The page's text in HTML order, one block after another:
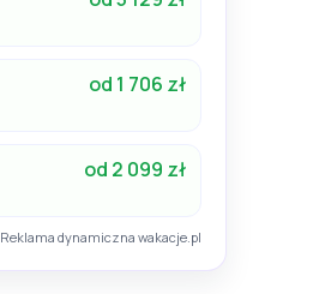
od 1 706 zł
od 2 099 zł
Reklama dynamiczna wakacje.pl